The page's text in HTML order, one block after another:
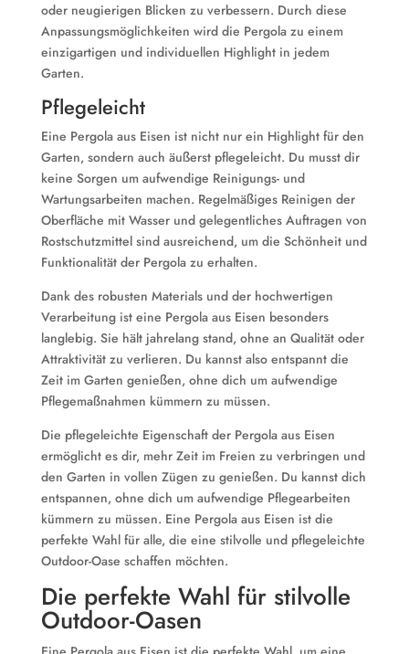
oder neugierigen Blicken zu verbessern. Durch diese
Anpassungsmöglichkeiten wird die Pergola zu einem
einzigartigen und individuellen Highlight in jedem
Garten.
Pflegeleicht
Eine Pergola aus Eisen ist nicht nur ein Highlight für den
Garten, sondern auch äußerst pflegeleicht. Du musst dir
keine Sorgen um aufwendige Reinigungs- und
Wartungsarbeiten machen. Regelmäßiges Reinigen der
Oberfläche mit Wasser und gelegentliches Auftragen von
Rostschutzmittel sind ausreichend, um die Schönheit und
Funktionalität der Pergola zu erhalten.
Dank des robusten Materials und der hochwertigen
Verarbeitung ist eine Pergola aus Eisen besonders
langlebig. Sie hält jahrelang stand, ohne an Qualität oder
Attraktivität zu verlieren. Du kannst also entspannt die
Zeit im Garten genießen, ohne dich um aufwendige
Pflegemaßnahmen kümmern zu müssen.
Die pflegeleichte Eigenschaft der Pergola aus Eisen
ermöglicht es dir, mehr Zeit im Freien zu verbringen und
den Garten in vollen Zügen zu genießen. Du kannst dich
entspannen, ohne dich um aufwendige Pflegearbeiten
kümmern zu müssen. Eine Pergola aus Eisen ist die
perfekte Wahl für alle, die eine stilvolle und pflegeleichte
Outdoor-Oase schaffen möchten.
Die perfekte Wahl für stilvolle
Outdoor-Oasen